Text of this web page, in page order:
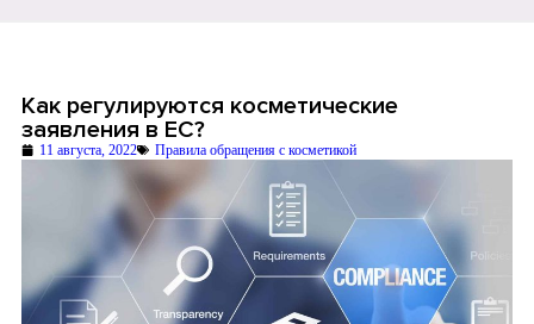
Как регулируются косметические
заявления в ЕС?
11 августа, 2022 Правила обращения с косметикой